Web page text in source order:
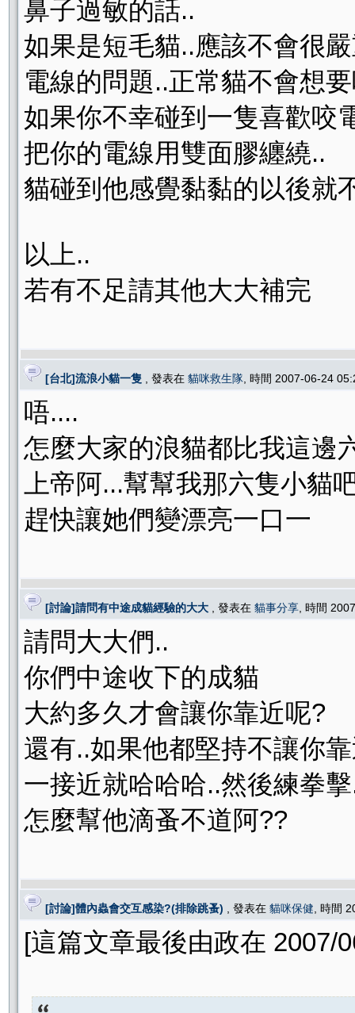
鼻子過敏的話..
如果是短毛貓..應該不會很
電線的問題..正常貓不會想
如果你不幸碰到一隻喜歡咬
把你的電線用雙面膠纏繞..
貓碰到他感覺黏黏的以後就
以上..
若有不足請其他大大補完
[台北]流浪小貓一隻 , 發表在 貓咪救生隊 , 時間 2007-06-24
唔....
怎麼大家的浪貓都比我這邊
上帝阿...幫幫我那六隻小貓
趕快讓她們變漂亮一口一
[討論]請問有中途成貓經驗的大大 , 發表在 貓事分享 , 時間
請問大大們..
你們中途收下的成貓
大約多久才會讓你靠近呢?
還有..如果他都堅持不讓你
一接近就哈哈哈..然後練拳
怎麼幫他滴蚤不道阿??
[討論]體內蟲會交互感染?(排除跳蚤) , 發表在 貓咪保健 , 時間
[這篇文章最後由政在 2007/